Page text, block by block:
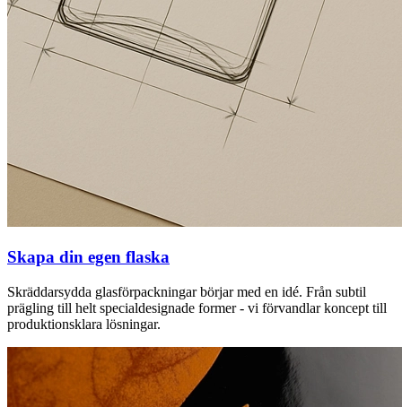
Skapa din egen flaska
Skräddarsydda glasförpackningar börjar med en idé. Från subtil
prägling till helt specialdesignade former - vi förvandlar koncept till
produktionsklara lösningar.